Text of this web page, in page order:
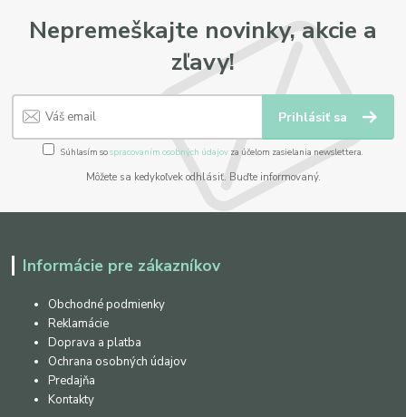
Nepremeškajte novinky, akcie a
zľavy!
Prihlásiť sa
Súhlasím sospracovaním osobných údajov za účelom zasielania newslettera.
Môžete sa kedykoľvek odhlásiť. Buďte informovaný.
Informácie pre zákazníkov
Obchodné podmienky
Reklamácie
Doprava a platba
Ochrana osobných údajov
Predajňa
Kontakty